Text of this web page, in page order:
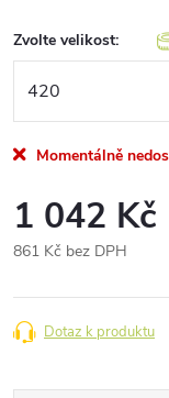
Zvolte velikost:
Momentálně
1 042 Kč
861 Kč bez DPH
cena:
Dotaz k produktu